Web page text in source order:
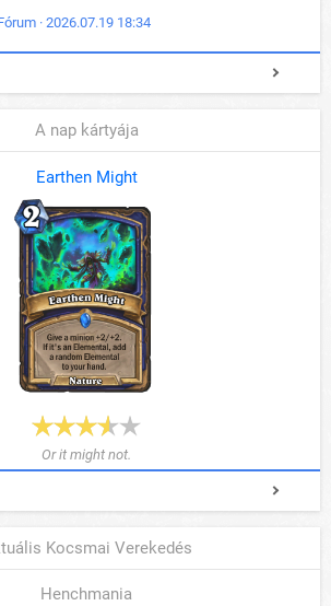
· 2026.07.19 18:34
A nap kártyája
Earthen Might
Or it might not.
Kocsmai Verekedés
Henchmania